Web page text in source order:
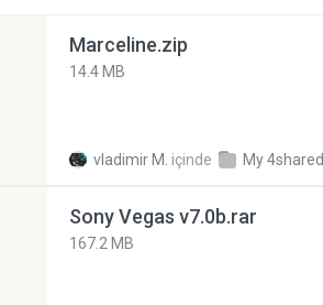
Marceline.zip
14.4 MB
vladimir M. içinde My 4shared
Sony Vegas v7.0b.rar
167.2 MB